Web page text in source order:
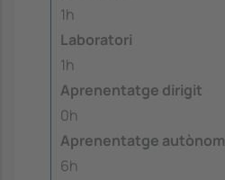
1h
Laboratori
1h
Aprenentatge dirigit
0h
Aprenentatge autònom
6h